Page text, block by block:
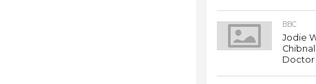
BBC
Jodie
Doctor